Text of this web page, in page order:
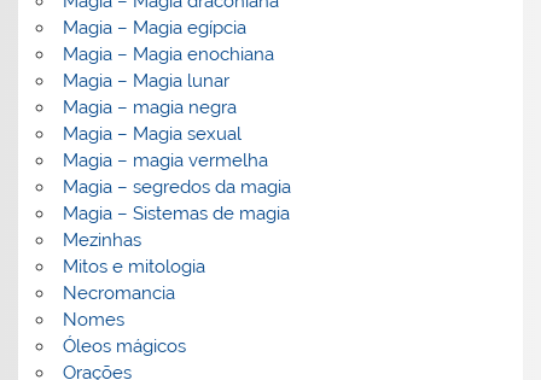
Magia – Magia egípcia
Magia – Magia enochiana
Magia – Magia lunar
Magia – magia negra
Magia – Magia sexual
Magia – magia vermelha
Magia – segredos da magia
Magia – Sistemas de magia
Mezinhas
Mitos e mitologia
Necromancia
Nomes
Óleos mágicos
Orações